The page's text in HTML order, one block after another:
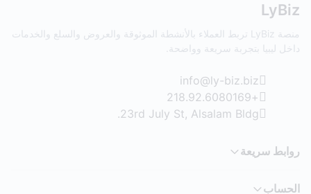
LyBiz
منصة LyBiz تربط العملاء بالأنشطة الموثوقة والعروض والسلع والخدمات
داخل ليبيا بتجربة سريعة وواضحة.
info@ly-biz.biz
+218.92.6080169
23rd July St, Alsalam Bldg.
روابط سريعة
الحساب